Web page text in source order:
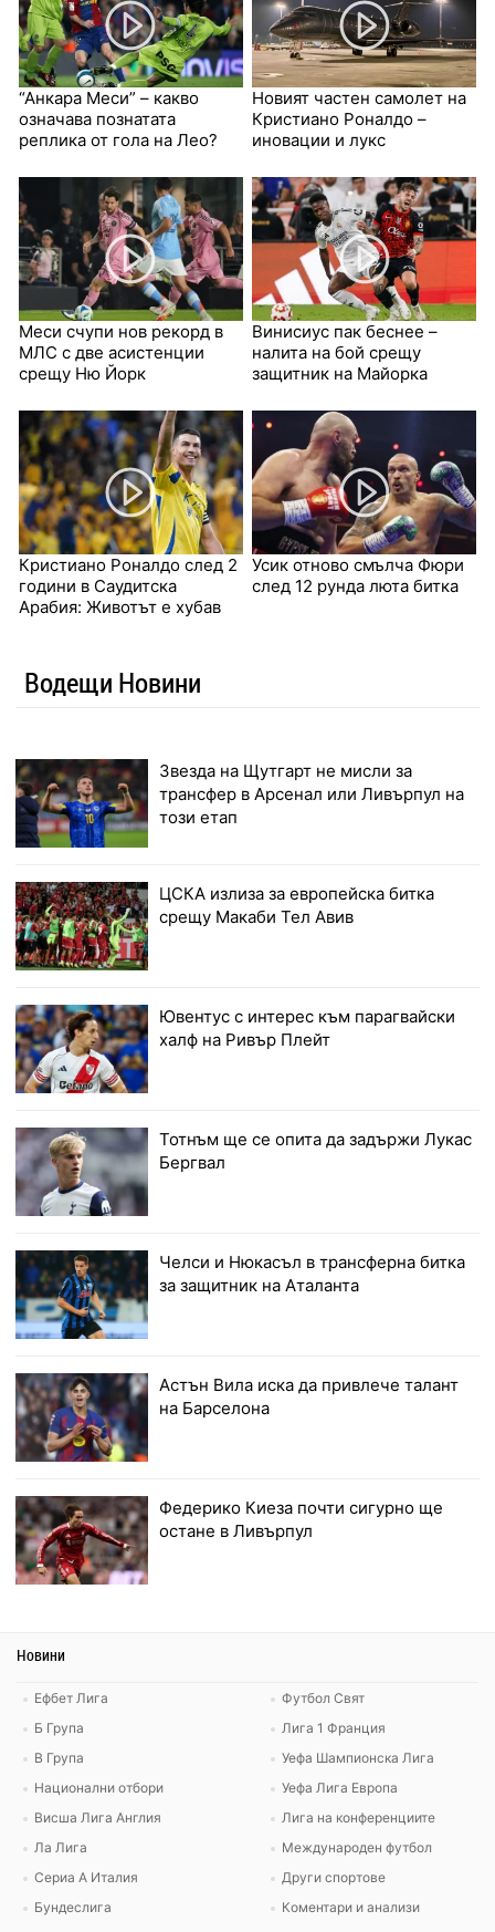
“Анкара Меси” – какво
означава познатата
реплика от гола на Лео?
Новият частен самолет на
Кристиано Роналдо –
иновации и лукс
Меси счупи нов рекорд в
МЛС с две асистенции
срещу Ню Йорк
Винисиус пак беснее –
налита на бой срещу
защитник на Майорка
Кристиано Роналдо след 2
години в Саудитска
Арабия: Животът е хубав
Усик отново смълча Фюри
след 12 рунда люта битка
Водещи Новини
Звезда на Щутгарт не мисли за
трансфер в Арсенал или Ливърпул на
този етап
ЦСКА излиза за европейска битка
срещу Макаби Тел Авив
Ювентус с интерес към парагвайски
халф на Ривър Плейт
Тотнъм ще се опита да задържи Лукас
Бергвал
Челси и Нюкасъл в трансферна битка
за защитник на Аталанта
Астън Вила иска да привлече талант
на Барселона
Федерико Киеза почти сигурно ще
остане в Ливърпул
Новини
Ефбет Лига
Б Група
В Група
Национални отбори
Висша Лига Англия
Ла Лига
Сериа А Италия
Бундеслига
Футбол Свят
Лига 1 Франция
Уефа Шампионска Лига
Уефа Лига Европа
Лига на конференциите
Международен футбол
Други спортове
Коментари и анализи